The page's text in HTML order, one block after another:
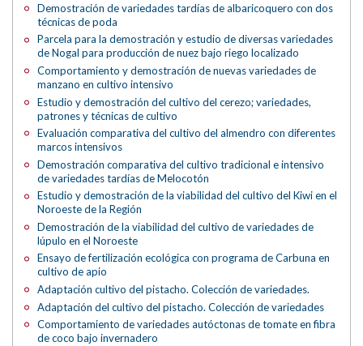
Demostración de variedades tardías de albaricoquero con dos
técnicas de poda
Parcela para la demostración y estudio de diversas variedades
de Nogal para producción de nuez bajo riego localizado
Comportamiento y demostración de nuevas variedades de
manzano en cultivo intensivo
Estudio y demostración del cultivo del cerezo; variedades,
patrones y técnicas de cultivo
Evaluación comparativa del cultivo del almendro con diferentes
marcos intensivos
Demostración comparativa del cultivo tradicional e intensivo
de variedades tardías de Melocotón
Estudio y demostración de la viabilidad del cultivo del Kiwi en el
Noroeste de la Región
Demostración de la viabilidad del cultivo de variedades de
lúpulo en el Noroeste
Ensayo de fertilización ecológica con programa de Carbuna en
cultivo de apio
Adaptación cultivo del pistacho. Colección de variedades.
Adaptación del cultivo del pistacho. Colección de variedades
Comportamiento de variedades autóctonas de tomate en fibra
de coco bajo invernadero